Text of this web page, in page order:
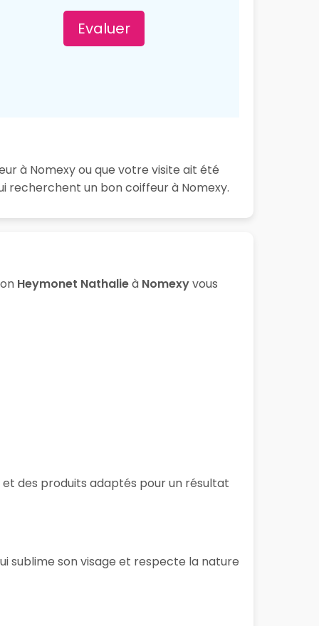
Evaluer
à Nomexy ou que votre visite ait été
recherchent un bon coiffeur à Nomexy.
Heymonet Nathalieà Nomexyvous
des produits adaptés pour un résultat
sublime son visage et respecte la nature